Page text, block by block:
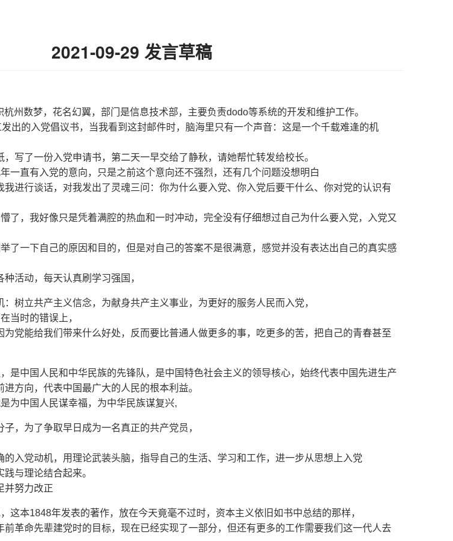
2021-09-29 发言草稿
州数梦，花名幻翼，部门是信息技术部，主要负责dodo等系统的开发和维护工作。
出的入党倡议书，当我看到这封邮件时，脑海里只有一个声音：这是一个千载难逢的机
写了一份入党申请书，第二天一早交给了静秋，请她帮忙转发给校长。
一直有入党的意向，只是之前这个意向还不强烈，还有几个问题没想明白
我进行谈话，对我发出了灵魂三问：你为什么要入党、你入党后要干什么、你对党的认识有
了，我好像只是凭着满腔的热血和一时冲动，完全没有仔细想过自己为什么要入党，入党又
了一下自己的原因和目的，但是对自己的答案不是很满意，感觉并没有表达出自己的真实感
活动，每天认真刷学习强国，
树立共产主义信念，为献身共产主义事业，为更好的服务人民而入党，
当时的错误上，
党能给我们带来什么好处，反而要比普通人做更多的事，吃更多的苦，把自己的青春甚至
是中国人民和中华民族的先锋队，是中国特色社会主义的领导核心，始终代表中国先进生产
方向，代表中国最广大的人民的根本利益。
为中国人民谋幸福，为中华民族谋复兴,
，为了争取早日成为一名真正的共产党员，
入党动机，用理论武装头脑，指导自己的生活、学习和工作，进一步从思想上入党
与理论结合起来。
并努力改正
这本1848年发表的著作，放在今天竟毫不过时，资本主义依旧如书中总结的那样，
革命先辈建党时的目标，现在已经实现了一部分，但还有更多的工作需要我们这一代人去